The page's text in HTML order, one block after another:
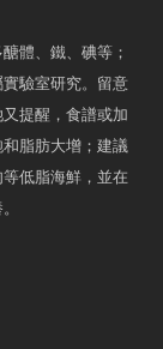
體、鐵、碘等；
驗室研究。留意
提醒，食譜或加
脂肪大增；建議
低脂海鮮，並在